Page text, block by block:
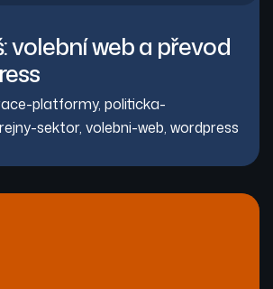
volební web a převod
platformy, politicka-
sektor, volebni-web, wordpress